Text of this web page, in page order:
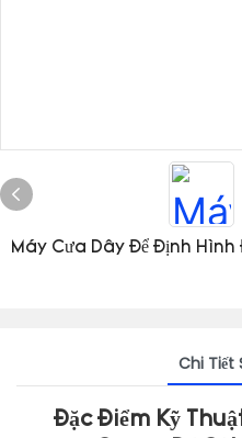
Máy Cưa Dây Để Định Hình
Chi Tiết
Đặc Điểm Kỹ